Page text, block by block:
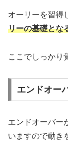
オーリーを習得
リーの基礎とな
ここでしっかり
エンドオー
エンドオーバー
いますので動き